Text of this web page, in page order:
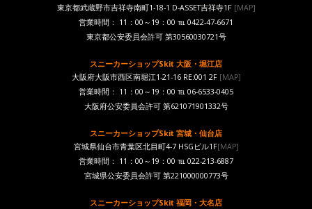
東京都武蔵野市吉祥寺南町1-18-1 D-ASSET吉祥寺1F [MAP]
営業時間： 11：00～19：00 ℡ 0422-47-6671
東京都公安委員会許可 第30560030721号
スニーカーショップSkit 大阪・堀江店
大阪府大阪市西区南堀江1-21-16 RE:001 2F[MAP]
営業時間： 11：00～19：00 ℡ 06-6533-0405
大阪府公安委員会許可 第621071901332号
スニーカーショップSkit 宮城・仙台店
宮城県仙台市青葉区北目町4-7 HSGビル1F[MAP]
営業時間： 11：00～19：00 ℡ 022-213-6887
宮城県公安委員会許可 第221000000773号
スニーカーショップSkit 福岡・大名店